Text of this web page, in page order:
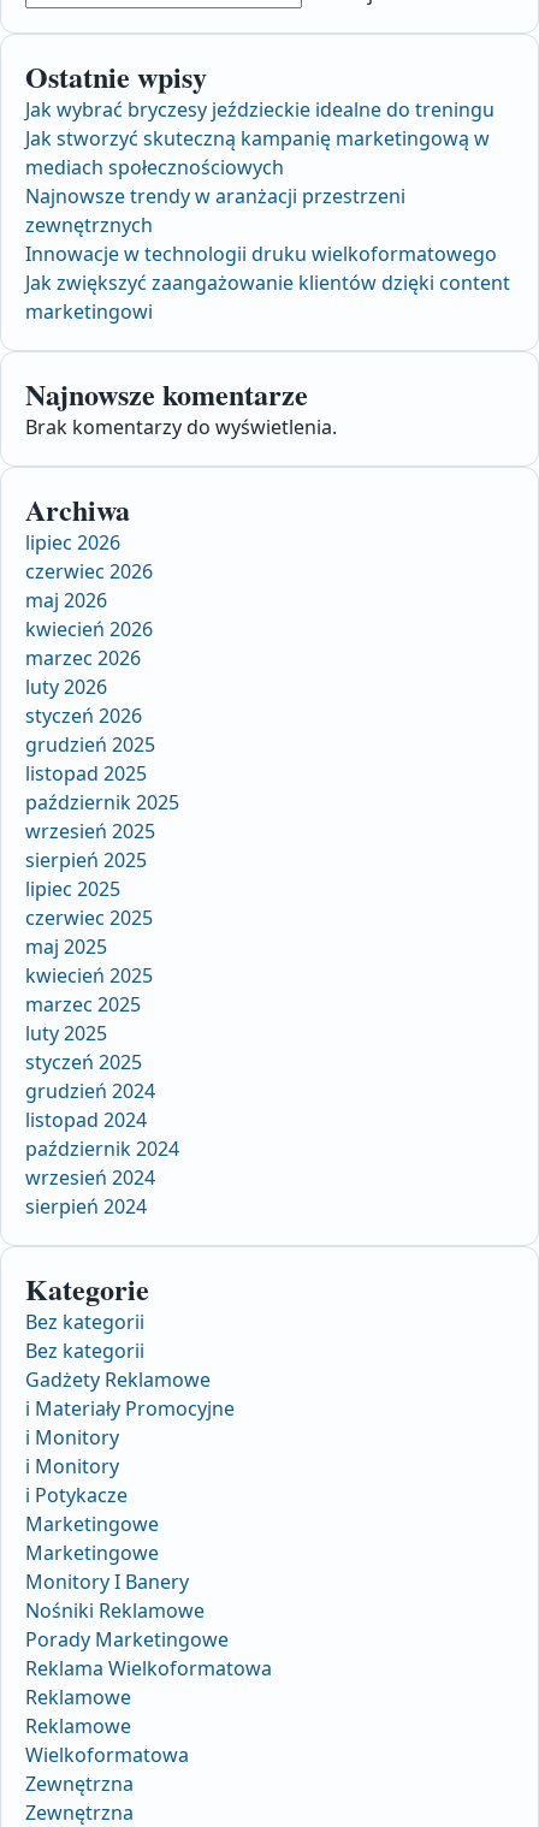
Ostatnie wpisy
Jak wybrać bryczesy jeździeckie idealne do treningu
Jak stworzyć skuteczną kampanię marketingową w
mediach społecznościowych
Najnowsze trendy w aranżacji przestrzeni
zewnętrznych
Innowacje w technologii druku wielkoformatowego
Jak zwiększyć zaangażowanie klientów dzięki content
marketingowi
Najnowsze komentarze
Brak komentarzy do wyświetlenia.
Archiwa
lipiec 2026
czerwiec 2026
maj 2026
kwiecień 2026
marzec 2026
luty 2026
styczeń 2026
grudzień 2025
listopad 2025
październik 2025
wrzesień 2025
sierpień 2025
lipiec 2025
czerwiec 2025
maj 2025
kwiecień 2025
marzec 2025
luty 2025
styczeń 2025
grudzień 2024
listopad 2024
październik 2024
wrzesień 2024
sierpień 2024
Kategorie
Bez kategorii
Bez kategorii
Gadżety Reklamowe
i Materiały Promocyjne
i Monitory
i Monitory
i Potykacze
Marketingowe
Marketingowe
Monitory I Banery
Nośniki Reklamowe
Porady Marketingowe
Reklama Wielkoformatowa
Reklamowe
Reklamowe
Wielkoformatowa
Zewnętrzna
Zewnętrzna